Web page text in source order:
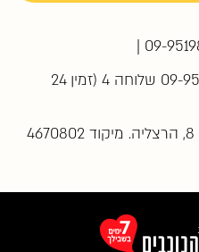
09-9519898 שלוחה 4 (זמין 24